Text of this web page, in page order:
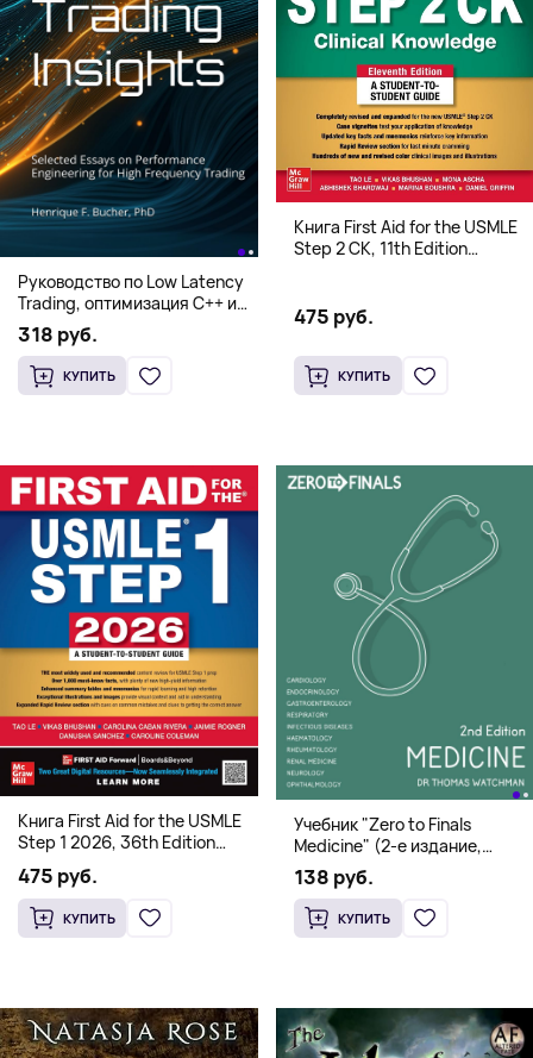
Руководство по Low Latency
Trading, оптимизация C++ и
системная архитектура для
HFT
318 руб.
КУПИТЬ
Книга First Aid for the USMLE
Step 2 CK, 11th Edition
475 руб.
КУПИТЬ
Книга First Aid for the USMLE
Step 1 2026, 36th Edition
(Мягкий переплет,
Английский язык)
475 руб.
КУПИТЬ
Учебник "Zero to Finals
Medicine" (2-е издание,
Мягкая обложка) Dr. Thomas
Watchman
138 руб.
КУПИТЬ